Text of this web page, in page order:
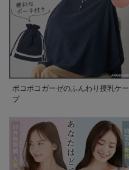
ポコポコガーゼのふんわり授乳ケー
プ